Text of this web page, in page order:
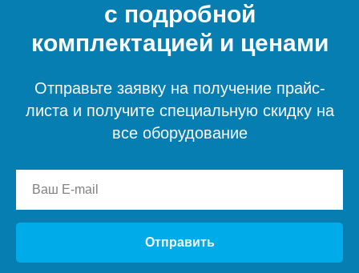
с подробной
комплектацией и ценами
Отправьте заявку на получение прайс-
листа и получите специальную скидку на
все оборудование
Отправить